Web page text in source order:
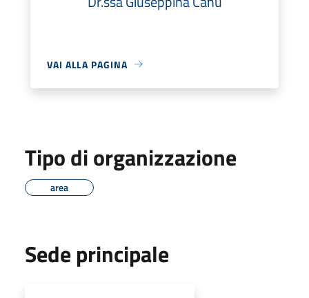
VAI ALLA PAGINA
Tipo di organizzazione
area
Sede principale